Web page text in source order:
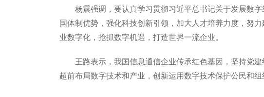
杨震强调，要认真学习贯彻习近平总书记关于发展数
国体制优势，强化科技创新引领，加大人才培养力度，努
业数字化，抢抓数字机遇，打造世界一流企业。
王路表示，我国信息通信企业传承红色基因，坚持党
超前布局数字技术和产业，创新运用数字技术保护公民和组